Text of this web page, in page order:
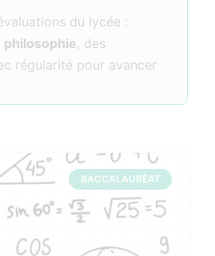
du lycée :
philosophie, des
régularité pour avancer
BACCALAURÉAT